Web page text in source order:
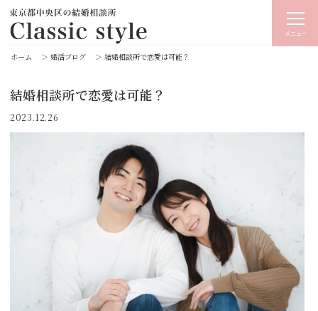
メニュー
ホーム ＞ 婚活ブログ ＞ 結婚相談所で恋愛は可能？
結婚相談所で恋愛は可能？
2023.12.26